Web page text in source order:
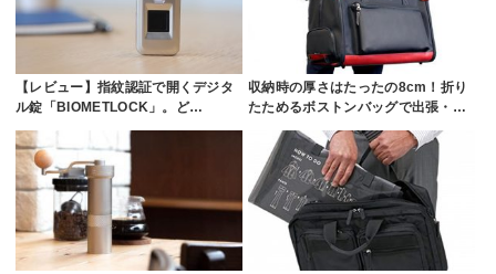
【レビュー】指紋認証で開くデジタ
ル錠「BIOMETLOCK」。ど…
収納時の厚さはたったの8cm！折り
たためるボストンバッグで出張・…